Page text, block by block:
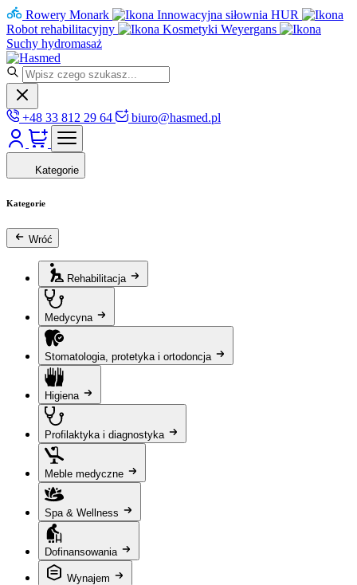
Rowery Monark
Innowacyjna siłownia HUR
Robot rehabilitacyjny
Kosmetyki Weyergans
Suchy hydromasaż
+48 33 812 29 64 biuro@hasmed.pl
Kategorie
Kategorie
Wróć
Rehabilitacja
Medycyna
Stomatologia, protetyka i ortodoncja
Higiena
Profilaktyka i diagnostyka
Meble medyczne
Spa & Wellness
Dofinansowania
Wynajem